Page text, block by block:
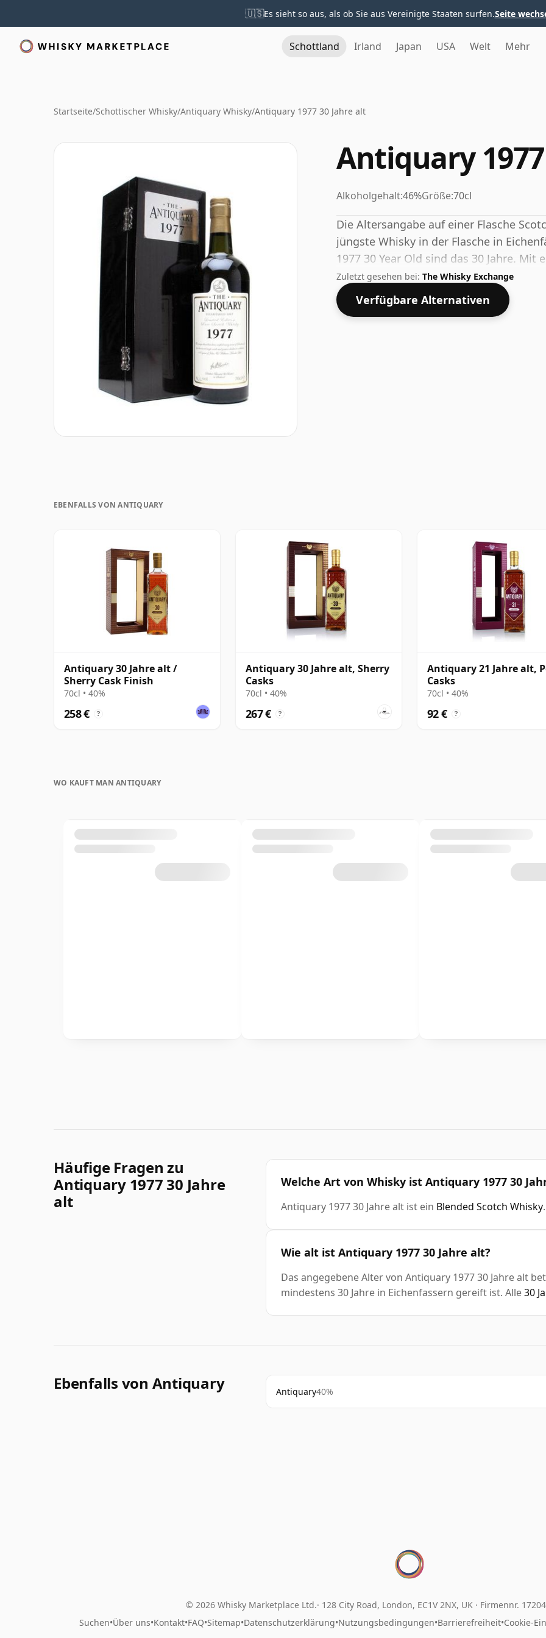
🇺🇸Es sieht so aus, als ob Sie aus Vereinigte Staaten surfen.Seite
Schottland Irland Japan USA Welt Mehr
Startseite/Schottischer Whisky/Antiquary Whisky/Antiquary 1977 30 Jahre alt
Antiquary
Alkoholgehalt:46%Größe:70cl
Die Altersangabe auf einer Flasche
jüngste Whisky in der Flasche in
1977 30 Year Old sind das 30 Jahre.
Whisky in optimaler Trinkstärke
genießen.
Zuletzt gesehen bei: The Whisky Exchange
Verfügbare Alternativen
EBENFALLS VON ANTIQUARY
Antiquary 30 Jahre alt /
Sherry Cask Finish
70cl • 40%
258 € ?
Antiquary 30 Jahre alt, Sherry
Casks
70cl • 40%
267 € ?
Antiquary 21 Jahre alt,
Casks
70cl • 40%
92 € ?
WO KAUFT MAN ANTIQUARY
Häufige Fragen zu
Antiquary 1977 30 Jahre
alt
Welche Art von Whisky ist Antiquary 1977 30
Antiquary 1977 30 Jahre alt ist ein Blended Scotch Whisky.
Wie alt ist Antiquary 1977 30 Jahre alt?
Das angegebene Alter von Antiquary 1977 30 Jahre alt
mindestens 30 Jahre in Eichenfassern gereift ist. Alle30
Ebenfalls von Antiquary Antiquary40%
© 2026 Whisky Marketplace Ltd. 128 City Road, London, EC1V 2NX, UK · Firmennr.
Suchen•Über uns•Kontakt•FAQ•Sitemap•Datenschutzerklärung•Nutzungsbedingungen•Barrierefreiheit•Cookie-